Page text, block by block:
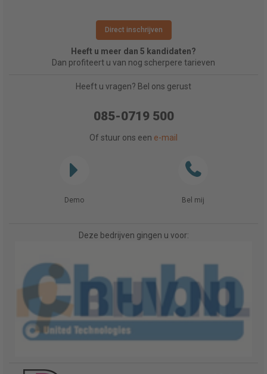
Direct inschrijven
Heeft u meer dan 5 kandidaten?
Dan profiteert u van nog scherpere tarieven
Heeft u vragen? Bel ons gerust
085-0719 500
Of stuur ons een e-mail
Demo Bel mij
Deze bedrijven gingen u voor: